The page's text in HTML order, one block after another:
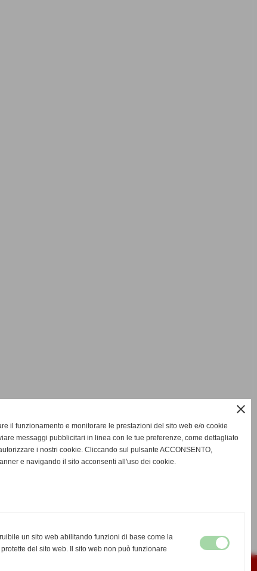
close
il funzionamento e monitorare le prestazioni del sito web e/o cookie
messaggi pubblicitari in linea con le tue preferenze, come dettagliato
i nostri cookie. Cliccando sul pulsante ACCONSENTO,
e navigando il sito acconsenti all'uso dei cookie.
un sito web abilitando funzioni di base come la
del sito web. Il sito web non può funzionare